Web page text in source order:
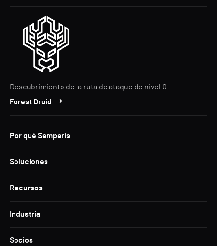
Descubrimiento de la ruta de ataque de nivel 0
Forest Druid
Por qué Semperis
Soluciones
Recursos
Industria
Socios